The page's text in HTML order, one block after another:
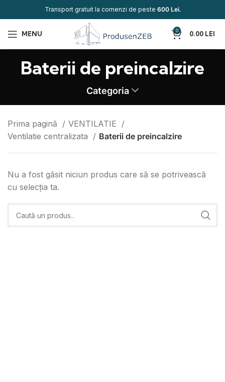
Transport gratuit la comenzi de peste 600 Lei.
MENU 0 0.00 LEI
Baterii de preincalzire
Categoria
Prima pagină
VENTILATIE
Ventilatie centralizata
Baterii de preincalzire
Nu a fost găsit niciun produs care să se potrivească
cu selecția ta.